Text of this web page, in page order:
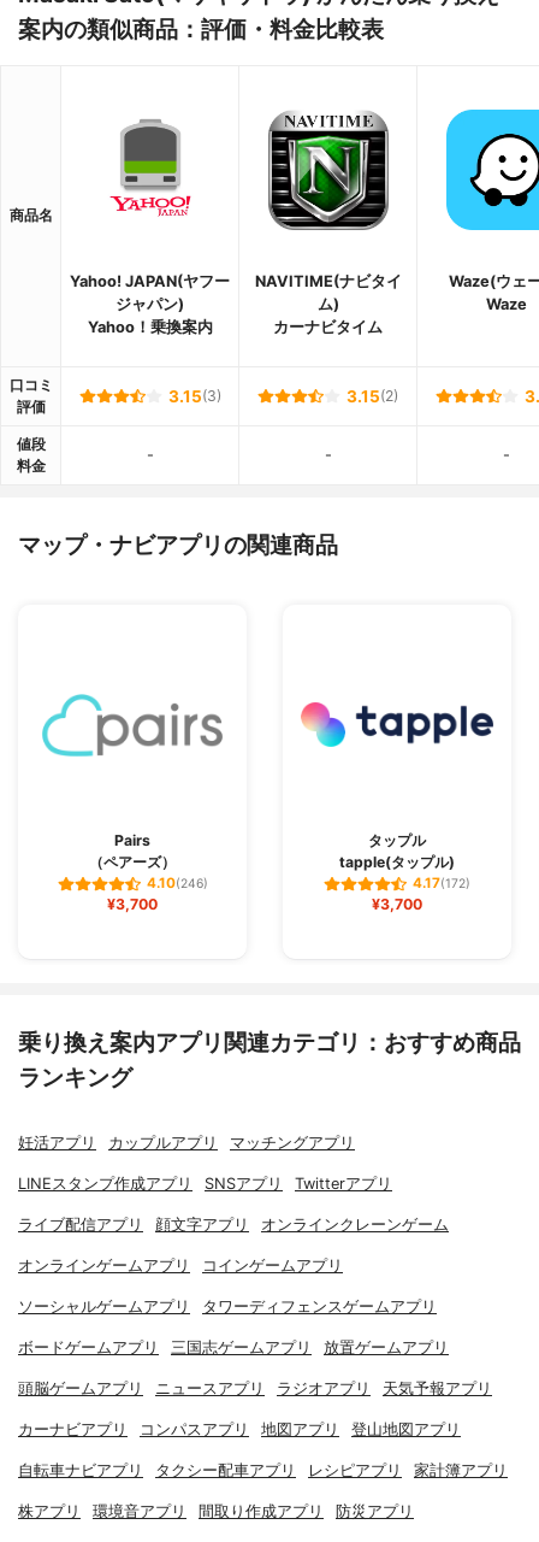
案内の類似商品：評価・料金比較表
商品名
Yahoo! JAPAN(ヤフー
ジャパン)
Yahoo！乗換案内
NAVITIME(ナビタイ
ム)
カーナビタイム
Waze(ウェ
Waze
口コミ
評価
3.15(3) 3.15(2)
値段
料金
- - -
マップ・ナビアプリの関連商品
Pairs
（ペアーズ）
4.10(246)
¥3,700
タップル
tapple(タップル)
4.17(172)
¥3,700
乗り換え案内アプリ関連カテゴリ：おすすめ商品
ランキング
妊活アプリ カップルアプリ マッチングアプリ
LINEスタンプ作成アプリ SNSアプリ Twitterアプリ
ライブ配信アプリ 顔文字アプリ オンラインクレーンゲーム
オンラインゲームアプリ コインゲームアプリ
ソーシャルゲームアプリ タワーディフェンスゲームアプリ
ボードゲームアプリ 三国志ゲームアプリ 放置ゲームアプリ
頭脳ゲームアプリ ニュースアプリ ラジオアプリ 天気予報アプリ
カーナビアプリ コンパスアプリ 地図アプリ 登山地図アプリ
自転車ナビアプリ タクシー配車アプリ レシピアプリ 家計簿アプリ
株アプリ 環境音アプリ 間取り作成アプリ 防災アプリ